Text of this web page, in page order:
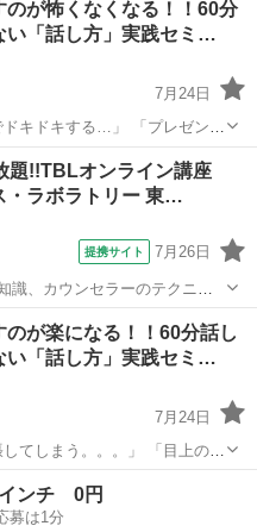
のが怖くなくなる！！60分
い「話し方」実践セミ…
7月24日
キドキする…」 「プレゼンの
「話すたびに声が上ずってし
題!!TBLオンライン講座
・ラボラトリー 東…
提携サイト 7月26日
識、カウンセラーのテクニッ
何度でもパソコン・スマホ・
ーを目指している人、スキル
のが楽になる！！60分話し
い「話し方」実践セミ…
7月24日
てしまう。。。」 「目上の人
「用意していたことが飛んで
あがり症
ンチ 0円
募は1分